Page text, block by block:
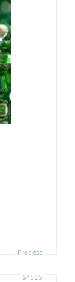
Preciosa
64525